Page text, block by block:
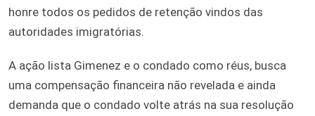
honre todos os pedidos de retenção vindos das
autoridades imigratórias.
A ação lista Gimenez e o condado como réus, busca
uma compensação financeira não revelada e ainda
demanda que o condado volte atrás na sua resolução